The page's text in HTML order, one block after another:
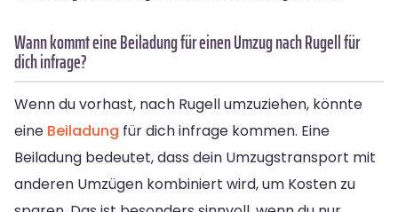
Wann kommt eine Beiladung für einen Umzug nach Rugell für
dich infrage?
Wenn du vorhast, nach Rugell umzuziehen, könnte
eine Beiladung für dich infrage kommen. Eine
Beiladung bedeutet, dass dein Umzugstransport mit
anderen Umzügen kombiniert wird, um Kosten zu